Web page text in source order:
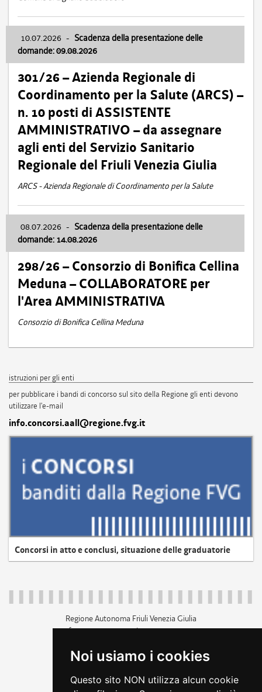
Noi usiamo i cookies
Questo sito NON utilizza alcun cookie
10.07.2026 - Scadenza della presentazione delle
domande: 09.08.2026
301/26 – Azienda Regionale di
Coordinamento per la Salute (ARCS) –
n. 10 posti di ASSISTENTE
AMMINISTRATIVO – da assegnare
agli enti del Servizio Sanitario
Regionale del Friuli Venezia Giulia
ARCS - Azienda Regionale di Coordinamento per la Salute
08.07.2026 - Scadenza della presentazione delle
domande: 14.08.2026
298/26 – Consorzio di Bonifica Cellina
Meduna – COLLABORATORE per
l'Area AMMINISTRATIVA
Consorzio di Bonifica Cellina Meduna
istruzioni per gli enti
per pubblicare i bandi di concorso sul sito della Regione gli enti devono
utilizzare l'e-mail
info.concorsi.aall@regione.fvg.it
Concorsi in atto e conclusi, situazione delle graduatorie
Regione Autonoma Friuli Venezia Giulia
c.f. 80014930327; p.iva 00526040324
+39 040 3771111